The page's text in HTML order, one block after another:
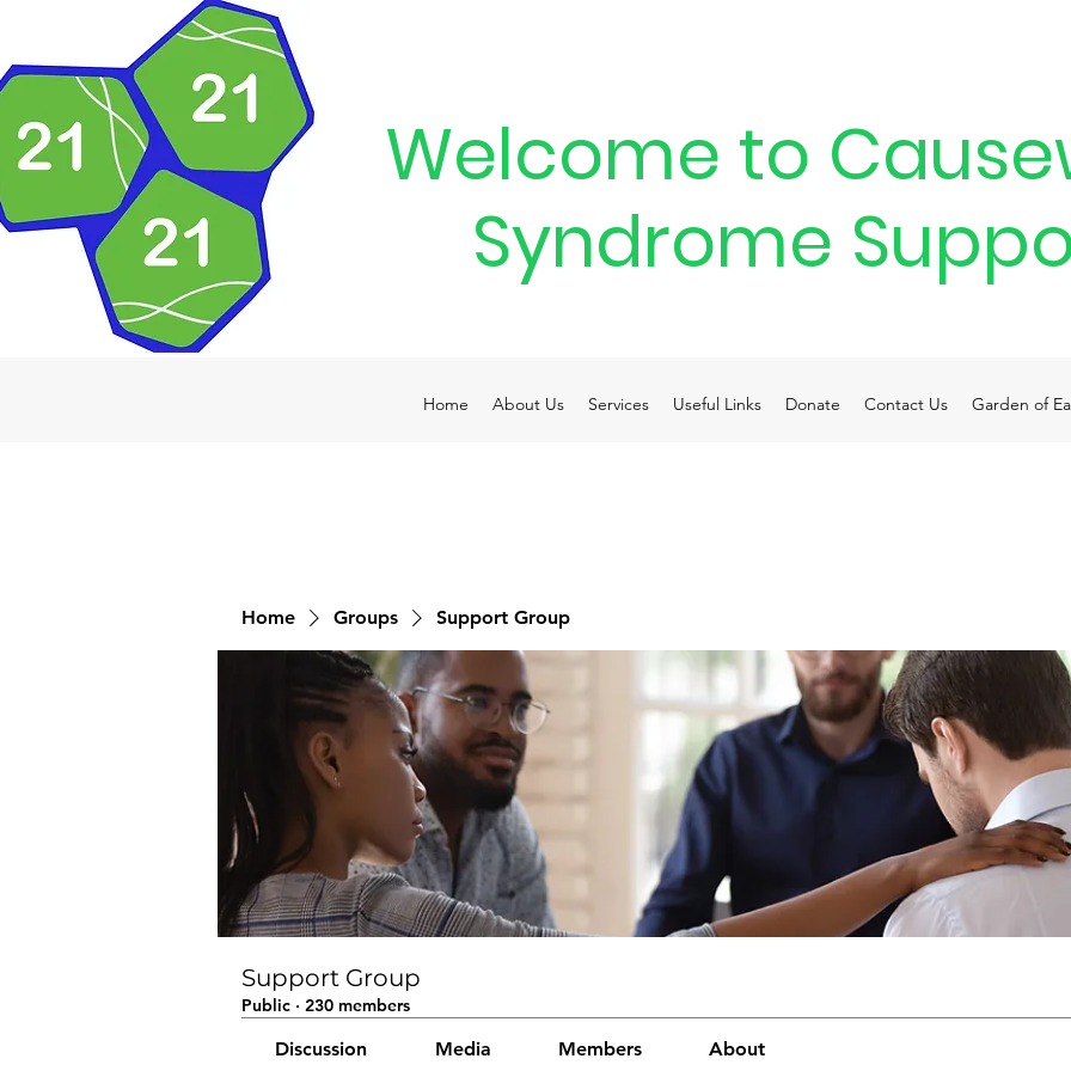
Welcome to
Syndrome
Home About Us Services Useful Links Donate Contact Us Garden of
Home Groups Support Group
Support Group
Public · 230 members
Discussion Media Members About